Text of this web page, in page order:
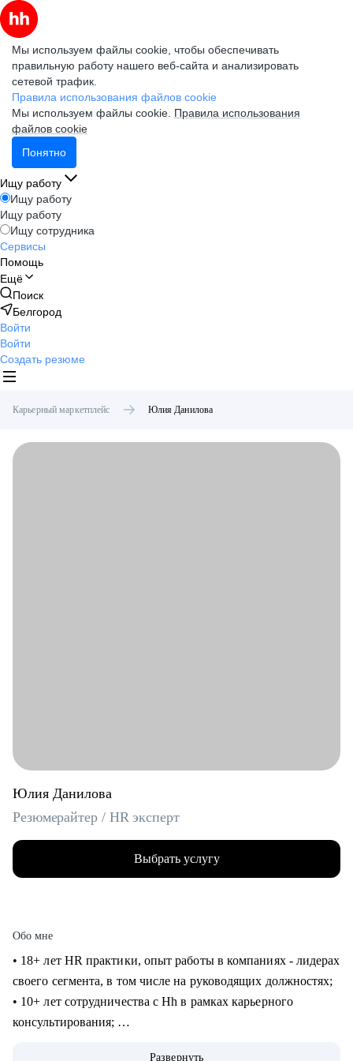
Мы используем файлы cookie, чтобы обеспечивать
правильную работу нашего веб-сайта и анализировать
сетевой трафик.
Правила использования файлов cookie
Мы используем файлы cookie. Правила использования
файлов cookie
Понятно
Ищу работу
Ищу работу
Ищу работу
Ищу сотрудника
Сервисы
Помощь
Ещё
Поиск
Белгород
Войти
Войти
Создать резюме
Карьерный маркетплейс Юлия Данилова
Юлия Данилова
Резюмерайтер / HR эксперт
Выбрать услугу
Обо мне
• 18+ лет HR практики, опыт работы в компаниях - лидерах
своего сегмента, в том числе на руководящих должностях;
• 10+ лет сотрудничества с Hh в рамках карьерного
консультирования;
Развернуть